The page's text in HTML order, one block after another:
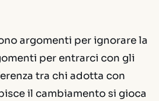
argomenti per ignorare la
per entrarci con gli
tra chi adotta con
il cambiamento si gioca